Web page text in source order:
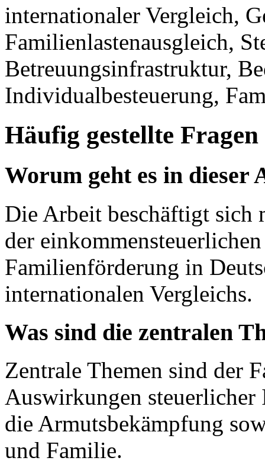
internationaler Vergleich,
Familienlastenausgleich,
Betreuungsinfrastruktur,
Individualbesteuerung,
Häufig gestellte Fragen
Worum geht es in dieser
Die Arbeit beschäftigt
der
Familienförderung in
internationalen Vergleichs.
Was sind die zentralen
Zentrale Themen sind der
Auswirkungen steuerlicher
die Armutsbekämpfung
und Familie.